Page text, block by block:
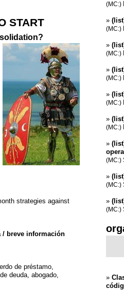
START
strategies against
/ breve información
de préstamo,
deuda, abogado,
(MC:)
»
(MC:)
»
(MC:)
»
(MC:)
»
(MC:)
»
(MC:)
»
(MC:)
»
(MC:)
»
(MC:)
»